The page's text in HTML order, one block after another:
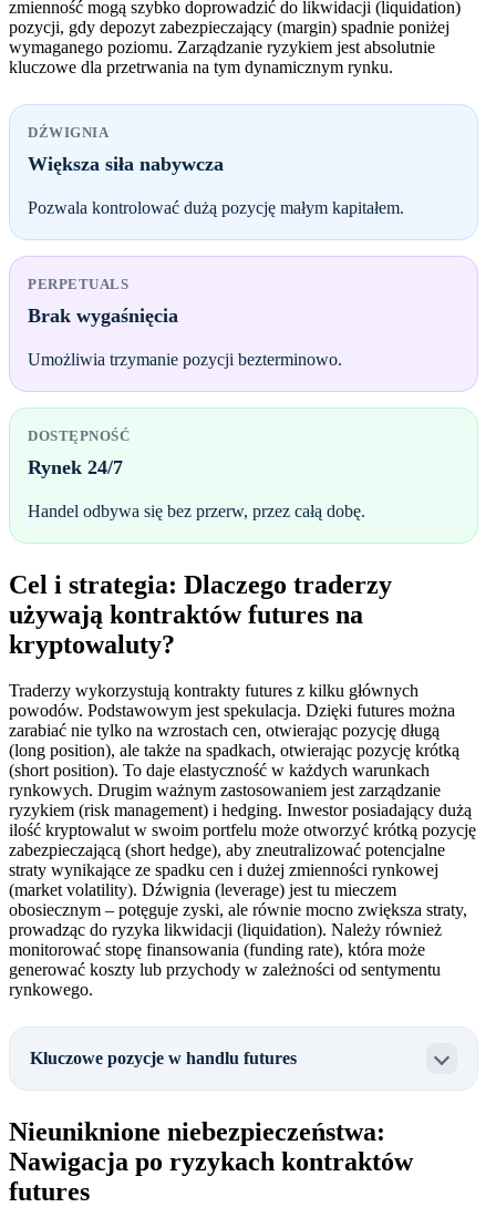
zmienność mogą szybko doprowadzić do likwidacji (liquidation)
pozycji, gdy depozyt zabezpieczający (margin) spadnie poniżej
wymaganego poziomu. Zarządzanie ryzykiem jest absolutnie
kluczowe dla przetrwania na tym dynamicznym rynku.
DŹWIGNIA
Większa siła nabywcza
Pozwala kontrolować dużą pozycję małym kapitałem.
PERPETUALS
Brak wygaśnięcia
Umożliwia trzymanie pozycji bezterminowo.
DOSTĘPNOŚĆ
Rynek 24/7
Handel odbywa się bez przerw, przez całą dobę.
Cel i strategia: Dlaczego traderzy
używają kontraktów futures na
kryptowaluty?
Traderzy wykorzystują kontrakty futures z kilku głównych
powodów. Podstawowym jest spekulacja. Dzięki futures można
zarabiać nie tylko na wzrostach cen, otwierając pozycję długą
(long position), ale także na spadkach, otwierając pozycję krótką
(short position). To daje elastyczność w każdych warunkach
rynkowych. Drugim ważnym zastosowaniem jest zarządzanie
ryzykiem (risk management) i hedging. Inwestor posiadający dużą
ilość kryptowalut w swoim portfelu może otworzyć krótką pozycję
zabezpieczającą (short hedge), aby zneutralizować potencjalne
straty wynikające ze spadku cen i dużej zmienności rynkowej
(market volatility). Dźwignia (leverage) jest tu mieczem
obosiecznym – potęguje zyski, ale równie mocno zwiększa straty,
prowadząc do ryzyka likwidacji (liquidation). Należy również
monitorować stopę finansowania (funding rate), która może
generować koszty lub przychody w zależności od sentymentu
rynkowego.
Kluczowe pozycje w handlu futures
Nieuniknione niebezpieczeństwa:
Nawigacja po ryzykach kontraktów
futures